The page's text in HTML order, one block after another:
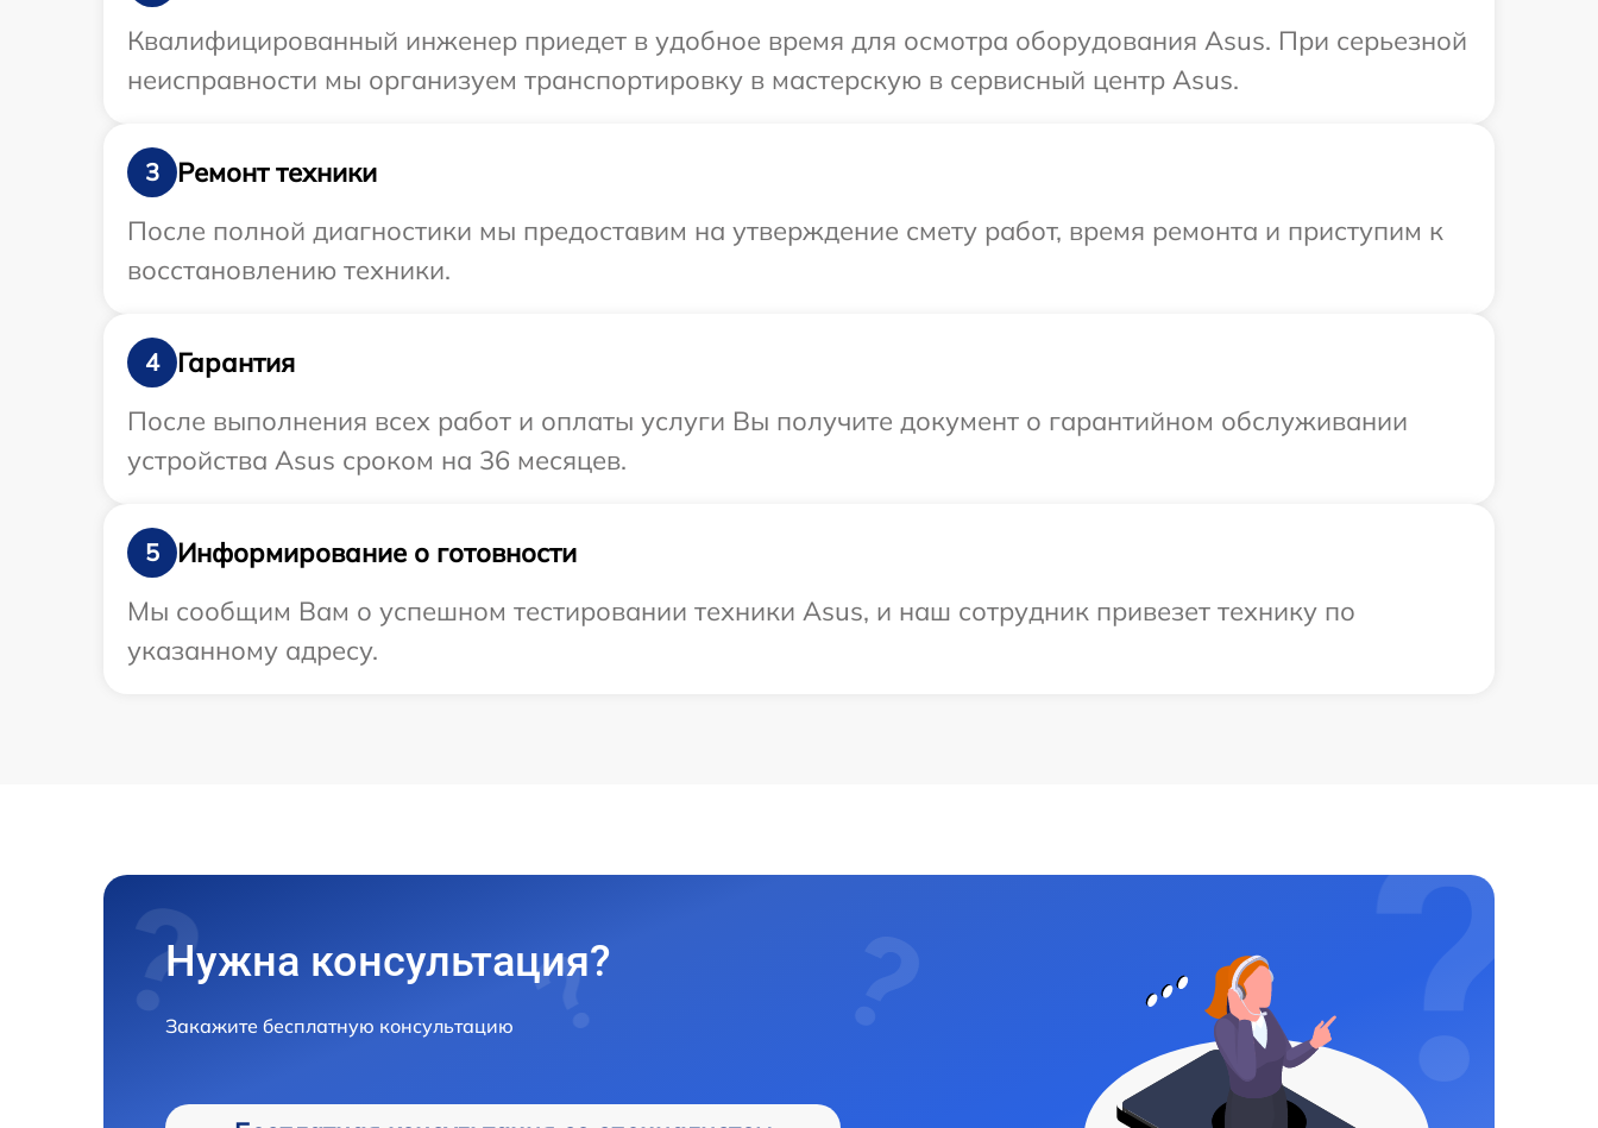
Квалифицированный инженер приедет в удобное время для осмотра оборудования Asus. При серьезной
неисправности мы организуем транспортировку в мастерскую в сервисный центр Asus.
3
Ремонт техники
После полной диагностики мы предоставим на утверждение смету работ, время ремонта и приступим к
восстановлению техники.
4
Гарантия
После выполнения всех работ и оплаты услуги Вы получите документ о гарантийном обслуживании
устройства Asus сроком на 36 месяцев.
5
Информирование о готовности
Мы сообщим Вам о успешном тестировании техники Asus, и наш сотрудник привезет технику по
указанному адресу.
Нужна консультация?
Закажите бесплатную консультацию